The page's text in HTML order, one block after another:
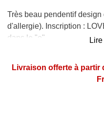
Très beau pendentif
d'allergie). Inscription :
dans le "o".
Couleurs: couleur or
couleur argent sur la partie
Livraison offerte à partir